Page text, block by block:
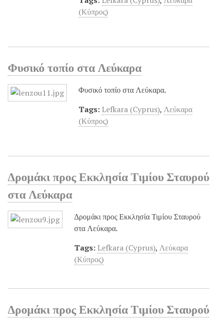
(Κύπρος)
Φυσικό τοπίο στα Λεύκαρα
Φυσικό τοπίο στα Λεύκαρα.
Tags: Lefkara (Cyprus), Λεύκαρα
(Κύπρος)
Δρομάκι προς Εκκλησία Τιμίου Σταυρού
στα Λεύκαρα
Δρομάκι προς Εκκλησία Τιμίου Σταυρού
στα Λεύκαρα.
Tags: Lefkara (Cyprus), Λεύκαρα
(Κύπρος)
Δρομάκι προς Εκκλησία Τιμίου Σταυρού